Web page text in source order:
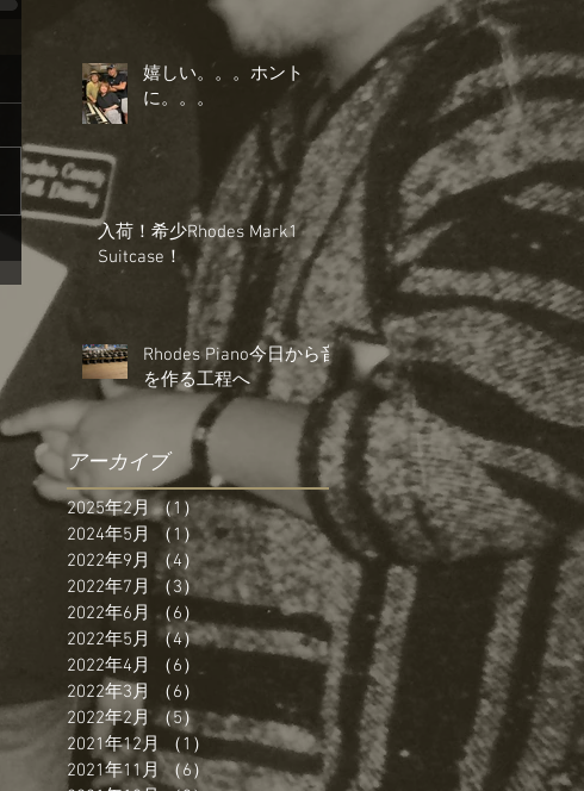
嬉しい。。。ホント
に。。。
入荷！希少Rhodes Mark1
Suitcase！
Rhodes Piano今日から音
を作る工程へ
アーカイブ
2025年2月 （1） 1件の記事
2024年5月
（1）1件の記事
2022年9月 （4） 4件の記事
2022年7月
（3） 3件の記事
2022年6月 （6）
6件の記事
2022年5月 （4）4件の記事
2022年4月
（6）
2022年3月
（6）
2022年2月 （5） 5件の記事
2021年12月
（1）1件の記事
2021年11月 （6）6件の記事